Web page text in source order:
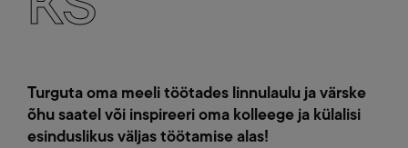
Turguta oma meeli töötades linnulaulu ja värske
õhu saatel või inspireeri oma kolleege ja külalisi
esinduslikus väljas töötamise alas!